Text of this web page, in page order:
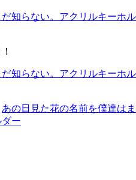
知らない。アクリルキーホル
知らない。アクリルキーホル
あの日見た花の名前を僕達はま
ー